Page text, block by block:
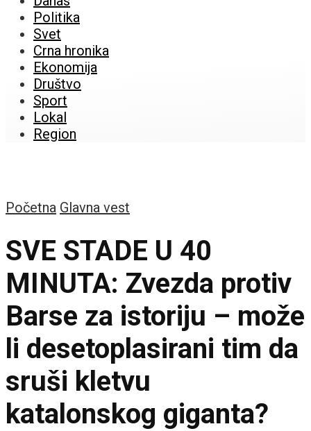
Politika
Svet
Crna hronika
Ekonomija
Društvo
Sport
Lokal
Region
Početna Glavna vest
SVE STADE U 40
MINUTA: Zvezda protiv
Barse za istoriju – može
li desetoplasirani tim da
sruši kletvu
katalonskog giganta?